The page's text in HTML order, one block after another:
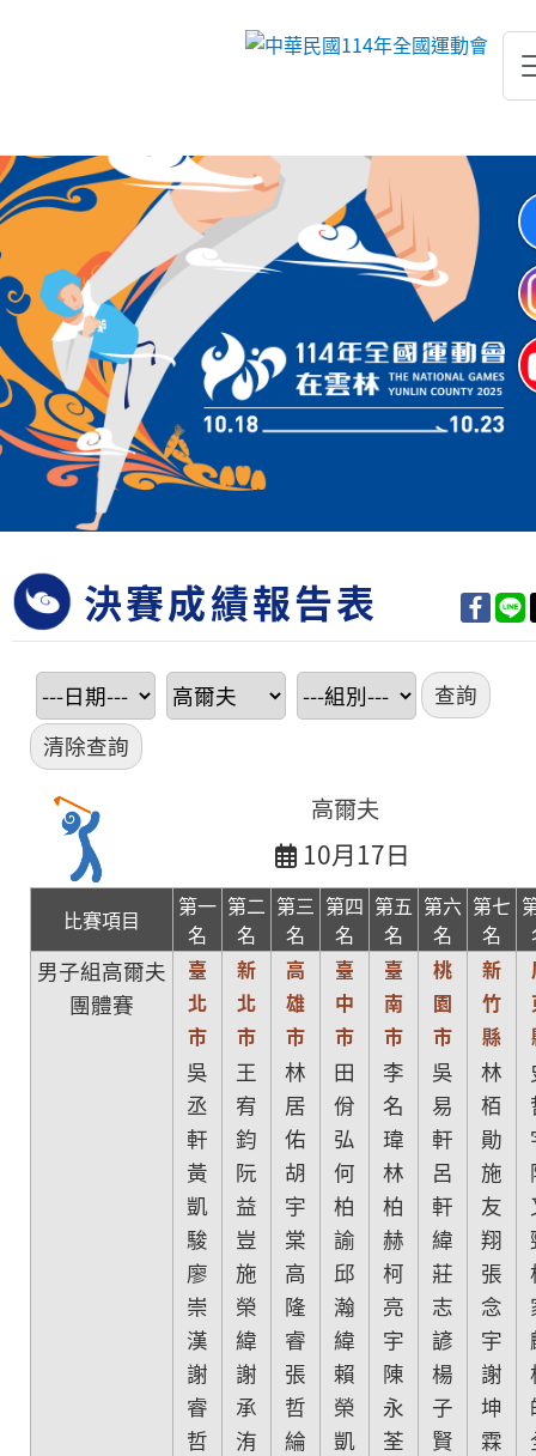
跳到主要內容
決賽成績報告表
高爾夫
10月17日
比賽項目
第一
名
第二
名
第三
名
第四
名
第五
名
第六
名
第七
名
男子組高爾夫
團體賽
臺
北
市
吳
丞
軒
黃
凱
駿
廖
崇
漢
謝
睿
哲
新
北
市
王
宥
鈞
阮
益
豈
施
榮
緯
謝
承
洧
高
雄
市
林
居
佑
胡
宇
棠
高
隆
睿
張
哲
綸
臺
中
市
田
佾
弘
何
柏
諭
邱
瀚
緯
賴
榮
凱
臺
南
市
李
名
瑋
林
柏
赫
柯
亮
宇
陳
永
荃
桃
園
市
吳
易
軒
呂
軒
緯
莊
志
諺
楊
子
賢
新
竹
縣
林
栢
勛
施
友
翔
張
念
宇
謝
坤
霖